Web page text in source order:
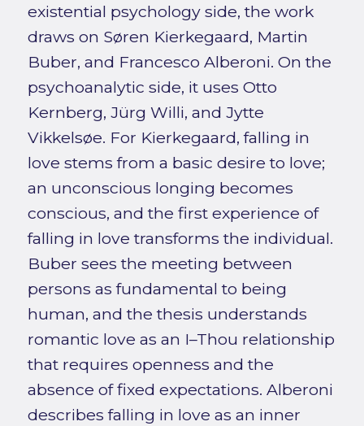
existential psychology side, the work
draws on Søren Kierkegaard, Martin
Buber, and Francesco Alberoni. On the
psychoanalytic side, it uses Otto
Kernberg, Jürg Willi, and Jytte
Vikkelsøe. For Kierkegaard, falling in
love stems from a basic desire to love;
an unconscious longing becomes
conscious, and the first experience of
falling in love transforms the individual.
Buber sees the meeting between
persons as fundamental to being
human, and the thesis understands
romantic love as an I–Thou relationship
that requires openness and the
absence of fixed expectations. Alberoni
describes falling in love as an inner